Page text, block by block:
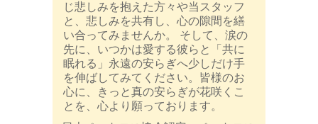
じ悲しみを抱えた方々や当スタッフ
と、悲しみを共有し、心の隙間を繕
い合ってみませんか。 そして、涙の
先に、いつかは愛する彼らと「共に
眠れる」永遠の安らぎへ少しだけ手
を伸ばしてみてください。皆様のお
心に、きっと真の安らぎが花咲くこ
とを、心より願っております。